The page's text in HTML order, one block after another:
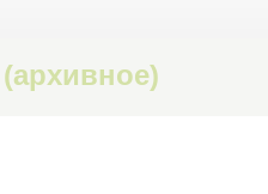
(архивное)